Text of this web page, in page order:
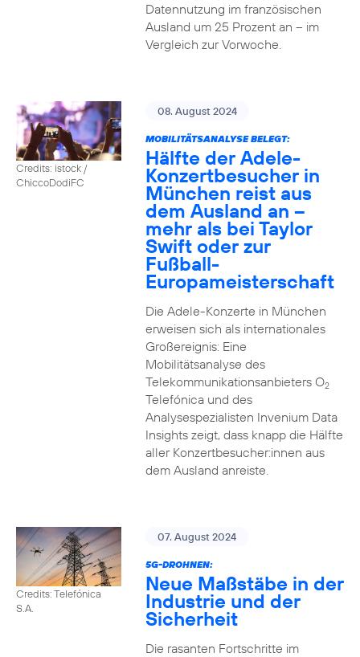
Datennutzung im französischen
Ausland um 25 Prozent an – im
Vergleich zur Vorwoche.
Credits: istock /
ChiccoDodiFC
08. August 2024
MOBILITÄTSANALYSE BELEGT:
Hälfte der Adele-
Konzertbesucher in
München reist aus
dem Ausland an –
mehr als bei Taylor
Swift oder zur
Fußball-
Europameisterschaft
Die Adele-Konzerte in München
erweisen sich als internationales
Großereignis: Eine
Mobilitätsanalyse des
Telekommunikationsanbieters O2
Telefónica und des
Analysespezialisten Invenium Data
Insights zeigt, dass knapp die Hälfte
aller Konzertbesucher:innen aus
dem Ausland anreiste.
Credits: Telefónica
S.A.
07. August 2024
5G-DROHNEN:
Neue Maßstäbe in der
Industrie und der
Sicherheit
Die rasanten Fortschritte im